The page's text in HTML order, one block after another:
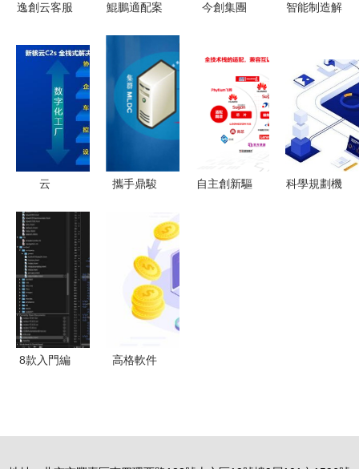
逸創云客服
OneAPM
務優質客戶
體驗的堅實
后盾
鯤鵬適配案
臨科技
ONES企業
級研發管理
工具v3基礎
今創集團
級 從面向
產品到面向
用戶的轉型
之路
智能制造解
務 構建智
能工廠的數
字基石
云
新核云為工
廠數字化轉
型賦能到
底！
攜手鼎駿
件服務的新
生態
自主創新驅
科學規劃機
8款入門編
高格軟件